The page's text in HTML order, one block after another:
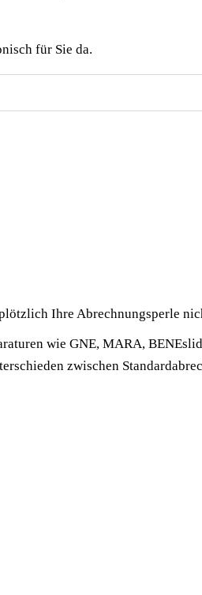
für Sie da.
Ihre Abrechnungsperle
wie GNE, MARA,
zwischen